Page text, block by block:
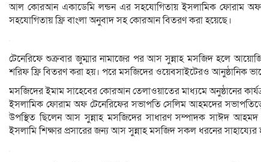
আল কোরআন একাডেমি লন্ডন এর সহযোগিতায় ইসলামিক ফোরাম অফ
সহযোগিতায় ফ্রি বাংলা অনুবাদ সহ কোরআন বিতরণ করা হয়েছে।
টেনেরিফে শুক্রবার জুম্মার নামাজের পর আস সুন্নাহ মসজিদ হলে
শরিফ ফ্রি বিতরণ করা হয়। পরে মসজিদের ওয়েবসাইটেরও আনুষ্ঠানিক
মসজিদের ইমাম সাহেবের কোরআন তেলাওয়াতের মাধ্যমে অনুষ্ঠানের
ইসলামিক ফোরাম অফ টেনেরিফের সভাপতি সেলিম আহমদের
উপস্থিত ছিলেন আস সুন্নাহ মসজিদের সাধারণ সম্পাদক সাঈদ
ইসলামি শিক্ষার প্রসারের জন‍্য আস সুন্নাহ মসজিদ সকল ধরনের সাহায্যের